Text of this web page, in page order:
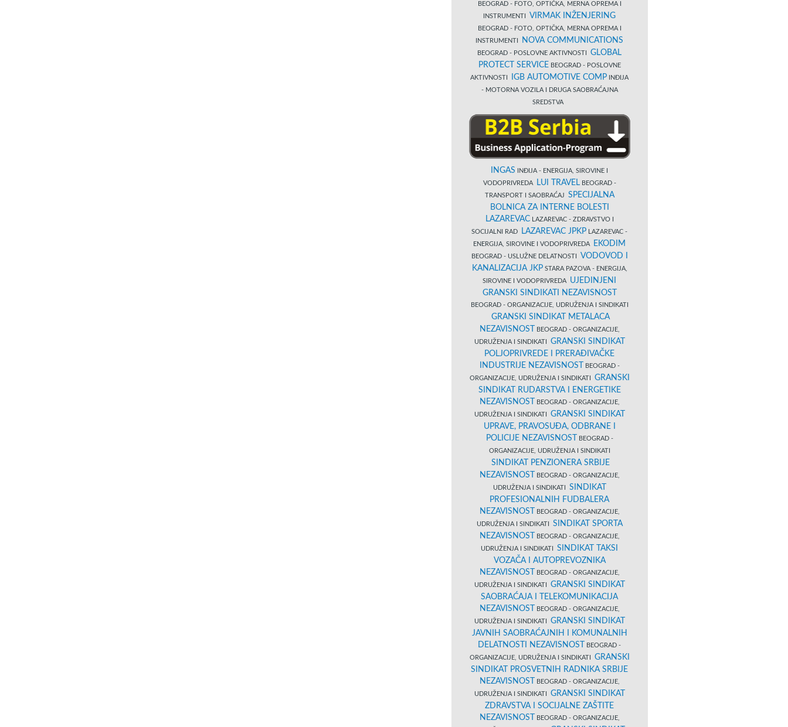
BEOGRAD - FOTO, OPTIČKA, MERNA OPREMA I
INSTRUMENTI VIRMAK INŽENJERING
BEOGRAD - FOTO, OPTIČKA, MERNA OPREMA I
INSTRUMENTI
NOVA COMMUNICATIONS
BEOGRAD - POSLOVNE AKTIVNOSTI GLOBAL
PROTECT SERVICE BEOGRAD - POSLOVNE
AKTIVNOSTI
IGB AUTOMOTIVE COMP INĐIJA
- MOTORNA VOZILA I DRUGA SAOBRAĆAJNA
SREDSTVA
INGAS INĐIJA - ENERGIJA, SIROVINE I
VODOPRIVREDA
LUI TRAVELBEOGRAD -
TRANSPORT I SAOBRAĆAJ SPECIJALNA
BOLNICA ZA INTERNE BOLESTI
LAZAREVACLAZAREVAC - ZDRAVSTVO I
SOCIJALNI RAD
LAZAREVAC JPKP LAZAREVAC -
ENERGIJA, SIROVINE I VODOPRIVREDA
EKODIM
BEOGRAD - USLUŽNE DELATNOSTI
VODOVOD I
KANALIZACIJA JKPSTARA PAZOVA - ENERGIJA,
SIROVINE I VODOPRIVREDA UJEDINJENI
GRANSKI SINDIKATI NEZAVISNOST
BEOGRAD - ORGANIZACIJE, UDRUŽENJA I SINDIKATI
GRANSKI SINDIKAT METALACA
NEZAVISNOST
BEOGRAD - ORGANIZACIJE,
UDRUŽENJA I SINDIKATI GRANSKI SINDIKAT
POLJOPRIVREDE I PRERAĐIVAČKE
INDUSTRIJE NEZAVISNOST
BEOGRAD -
ORGANIZACIJE, UDRUŽENJA I SINDIKATI GRANSKI
SINDIKAT RUDARSTVA I ENERGETIKE
NEZAVISNOST
BEOGRAD - ORGANIZACIJE,
UDRUŽENJA I SINDIKATI GRANSKI SINDIKAT
UPRAVE, PRAVOSUĐA, ODBRANE I
POLICIJE NEZAVISNOST
BEOGRAD -
ORGANIZACIJE, UDRUŽENJA I SINDIKATI
SINDIKAT PENZIONERA SRBIJE
NEZAVISNOST
BEOGRAD - ORGANIZACIJE,
UDRUŽENJA I SINDIKATI SINDIKAT
PROFESIONALNIH FUDBALERA
NEZAVISNOST
BEOGRAD - ORGANIZACIJE,
UDRUŽENJA I SINDIKATI SINDIKAT SPORTA
NEZAVISNOST
BEOGRAD - ORGANIZACIJE,
UDRUŽENJA I SINDIKATI SINDIKAT TAKSI
VOZAČA I AUTOPREVOZNIKA
NEZAVISNOST
BEOGRAD - ORGANIZACIJE,
UDRUŽENJA I SINDIKATI GRANSKI SINDIKAT
SAOBRAĆAJA I TELEKOMUNIKACIJA
NEZAVISNOST
BEOGRAD - ORGANIZACIJE,
UDRUŽENJA I SINDIKATI GRANSKI SINDIKAT
JAVNIH SAOBRAĆAJNIH I KOMUNALNIH
DELATNOSTI NEZAVISNOST
BEOGRAD -
ORGANIZACIJE, UDRUŽENJA I SINDIKATI GRANSKI
SINDIKAT PROSVETNIH RADNIKA SRBIJE
NEZAVISNOST
BEOGRAD - ORGANIZACIJE,
UDRUŽENJA I SINDIKATI GRANSKI SINDIKAT
ZDRAVSTVA I SOCIJALNE ZAŠTITE
NEZAVISNOST
BEOGRAD - ORGANIZACIJE,